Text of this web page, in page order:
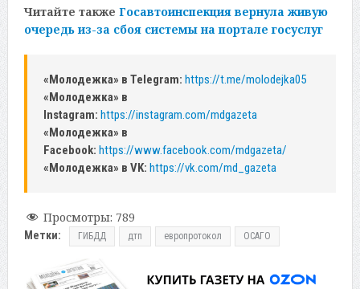
Читайте также Госавтоинспекция вернула живую
очередь из-за сбоя системы на портале госуслуг
«Молодежка» в Telegram: https://t.me/molodejka05
«Молодежка» в
Instagram: https://instagram.com/mdgazeta
«Молодежка» в
Facebook: https://www.facebook.com/mdgazeta/
«Молодежка» в VK: https://vk.com/md_gazeta
Просмотры: 789
Метки: ГИБДД дтп европротокол ОСАГО